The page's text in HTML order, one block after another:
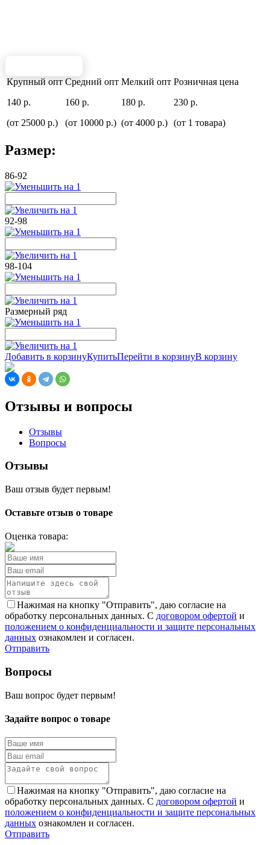
Крупный опт
140 р.
(от 25000 р.)
Средний опт
160 р.
(от 10000 р.)
Мелкий опт
180 р.
(от 4000 р.)
Розничная цена
230 р.
(от 1 товара)
Размер:
86-92
92-98
98-104
Размерный ряд
Добавить в корзинуКупитьПерейти в корзинуВ корзину
Отзывы и вопросы
Отзывы
Вопросы
Отзывы
Ваш отзыв будет первым!
Оставьте отзыв о товаре
Оценка товара:
Нажимая на кнопку "Отправить", даю согласие на
обработку персональных данных. С договором офертой и
положением о конфиденциальности и защите персональных
данных ознакомлен и согласен.
Отправить
Вопросы
Ваш вопрос будет первым!
Задайте вопрос о товаре
Нажимая на кнопку "Отправить", даю согласие на
обработку персональных данных. С договором офертой и
положением о конфиденциальности и защите персональных
данных ознакомлен и согласен.
Отправить